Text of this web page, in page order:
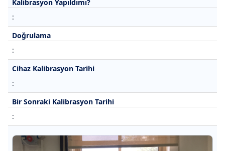
Kalibrasyon Yapıldımı?
:
Doğrulama
:
Cihaz Kalibrasyon Tarihi
:
Bir Sonraki Kalibrasyon Tarihi
: